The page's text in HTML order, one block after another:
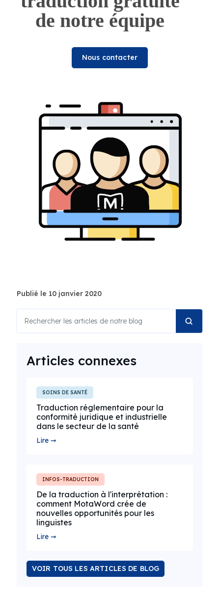
de notre équipe
Nous contacter
Publié le 10 janvier 2020
Articles connexes
SOINS DE SANTÉ
Traduction réglementaire pour la
conformité juridique et industrielle
dans le secteur de la santé
Lire ➞
INFOS-TRADUCTION
De la traduction à l'interprétation :
comment MotaWord crée de
nouvelles opportunités pour les
linguistes
Lire ➞
VOIR TOUS LES ARTICLES DE BLOG